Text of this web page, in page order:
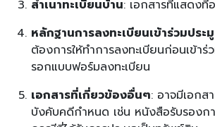
สำเนาทะเบียนบ้าน: เอกสารที่แสดง
หลักฐานการลงทะเบียนเข้าร่วมประ
ต้องการให้ทำการลงทะเบียนก่อนเข้าร่
รอกแบบฟอร์มลงทะเบียน
เอกสารที่เกี่ยวข้องอื่นๆ: อาจมีเอกส
บังคับคดีกำหนด เช่น หนังสือรับรองก